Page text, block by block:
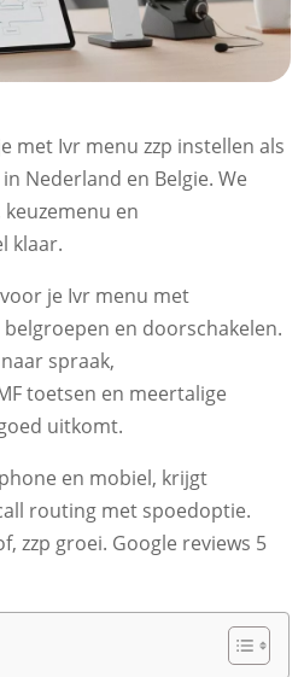
met Ivr menu zzp instellen als
Nederland en Belgie. We
en
klaar.
je Ivr menu met
en doorschakelen.
spraak,
toetsen en meertalige
uitkomt.
en mobiel, krijgt
routing met spoedoptie.
zzp groei. Google reviews 5